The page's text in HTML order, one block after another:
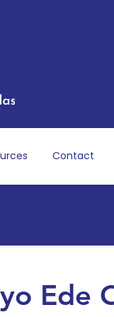
Contact
Ede